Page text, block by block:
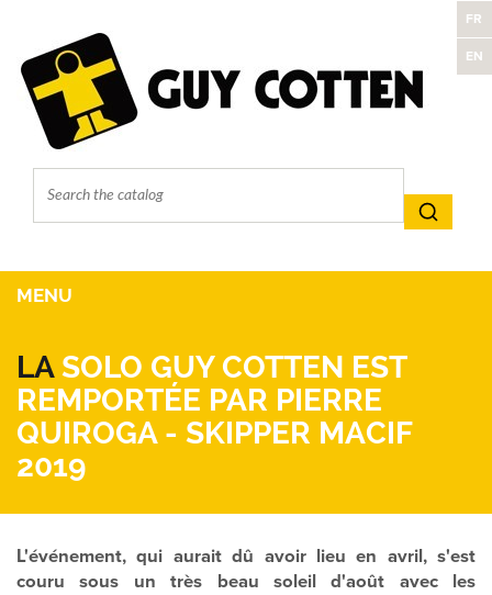
FR
EN
MENU
LASOLO GUY COTTEN EST
REMPORTÉE PAR PIERRE
QUIROGA - SKIPPER MACIF
2019
L'événement, qui aurait dû avoir lieu en avril, s'est
couru sous un très beau soleil d'août avec les